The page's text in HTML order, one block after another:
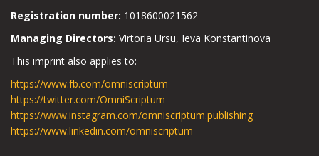
Registration number: 1018600021562
Managing Directors: Virtoria Ursu, Ieva Konstantinova
This imprint also applies to:
https://www.fb.com/omniscriptum
https://twitter.com/OmniScriptum
https://www.instagram.com/omniscriptum.publishing
https://www.linkedin.com/omniscriptum